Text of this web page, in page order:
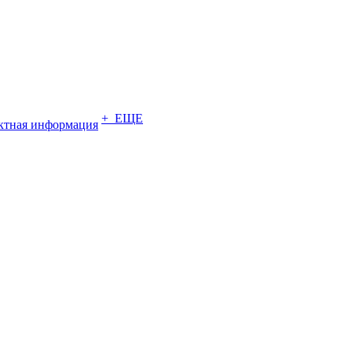
информация + ЕЩЕ